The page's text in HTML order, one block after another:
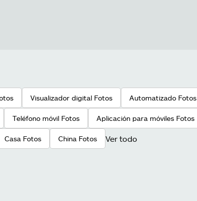
Visualizador digital Fotos Automatizado Fotos
Teléfono móvil Fotos Aplicación para móviles Fotos
Casa Fotos China Fotos Ver todo